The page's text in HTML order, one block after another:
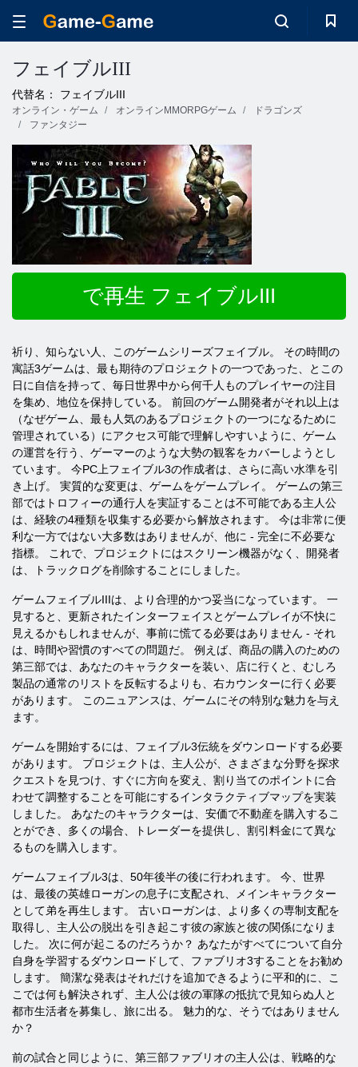
フェイブルIII
代替名： フェイブルIII
オンライン・ゲーム オンラインMMORPGゲーム
ドラゴンズ
ファンタジー
で再生 フェイブルIII
祈り、知らない人、このゲームシリーズフェイブル。 その時間の
寓話3ゲームは、最も期待のプロジェクトの一つであった、とこの
日に自信を持って、毎日世界中から何千人ものプレイヤーの注目
を集め、地位を保持している。 前回のゲーム開発者がそれ以上は
（なぜゲーム、最も人気のあるプロジェクトの一つになるために
管理されている）にアクセス可能で理解しやすいように、ゲーム
の運営を行う、ゲーマーのような大勢の観客をカバーしようとし
ています。 今PC上フェイブル3の作成者は、さらに高い水準を引
き上げ。 実質的な変更は、ゲームをゲームプレイ。 ゲームの第三
部ではトロフィーの通行人を実証することは不可能である主人公
は、経験の4種類を収集する必要から解放されます。 今は非常に便
利な一方ではない大多数はありませんが、他に - 完全に不必要な
指標。 これで、プロジェクトにはスクリーン機器がなく、開発者
は、トラックログを削除することにしました。
ゲームフェイブルIIIは、より合理的かつ妥当になっています。 一
見すると、更新されたインターフェイスとゲームプレイが不快に
見えるかもしれませんが、事前に慌てる必要はありません - それ
は、時間や習慣のすべての問題だ。 例えば、商品の購入のための
第三部では、あなたのキャラクターを装い、店に行くと、むしろ
製品の通常のリストを反転するよりも、右カウンターに行く必要
があります。 このニュアンスは、ゲームにその特別な魅力を与え
ます。
ゲームを開始するには、フェイブル3伝統をダウンロードする必要
があります。 プロジェクトは、主人公が、さまざまな分野を探求
クエストを見つけ、すぐに方向を変え、割り当てのポイントに合
わせて調整することを可能にするインタラクティブマップを実装
しました。 あなたのキャラクターは、安価で不動産を購入するこ
とができ、多くの場合、トレーダーを提供し、割引料金にて異な
るものを購入します。
ゲームフェイブル3は、50年後半の後に行われます。 今、世界
は、最後の英雄ローガンの息子に支配され、メインキャラクター
として弟を再生します。 古いローガンは、より多くの専制支配を
取得し、主人公の脱出を引き起こす彼の家族と彼の関係になりま
した。 次に何が起こるのだろうか？ あなたがすべてについて自分
自身を学習するダウンロードして、ファブリオ3することをお勧め
します。 簡潔な発表はそれだけを追加できるように平和的に、こ
こでは何も解決されず、主人公は彼の軍隊の抵抗で見知らぬ人と
都市生活者を募集し、旅に出る。 魅力的な、そうではありません
か？
前の試合と同じように、第三部ファブリオの主人公は、戦略的な